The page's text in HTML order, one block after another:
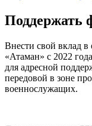
Поддержать
Внести свой вклад
«Атаман» с 2022
для адресной
передовой в зоне
военнослужащих.